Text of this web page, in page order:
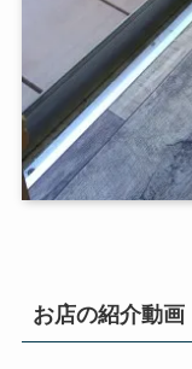
お店の紹介動画